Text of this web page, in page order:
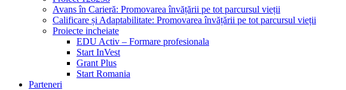
Avans în Carieră: Promovarea învățării pe tot parcursul vieții
Calificare și Adaptabilitate: Promovarea învățării pe tot parcursul vieții
Proiecte incheiate
EDU Activ – Formare profesionala
Start InVest
Grant Plus
Start Romania
Parteneri